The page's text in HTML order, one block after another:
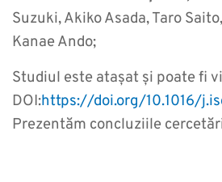
Suzuki, Akiko Asada, Taro
Kanae Ando;
Studiul este atașat și poate fi
DOI:https://doi.org/10.1016/
Prezentăm concluziile